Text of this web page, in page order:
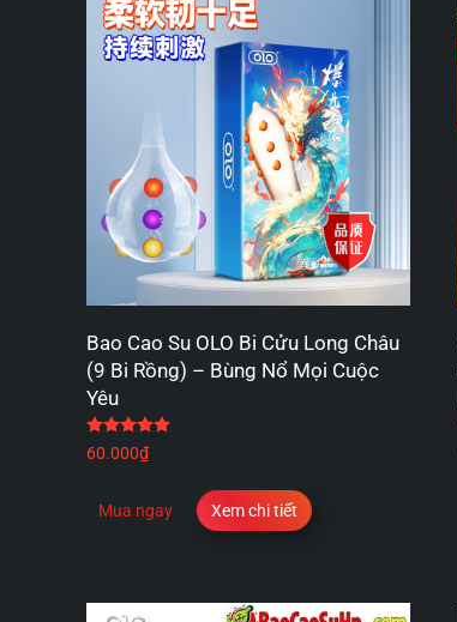
Bao Cao Su OLO Bi Cửu Long Châu
(9 Bi Rồng) – Bùng Nổ Mọi Cuộc
Yêu
60.000₫
Mua ngay Xem chi tiết